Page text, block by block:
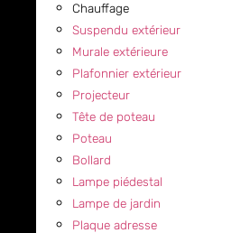
Chauffage
Suspendu extérieur
Murale extérieure
Plafonnier extérieur
Projecteur
Tête de poteau
Poteau
Bollard
Lampe piédestal
Lampe de jardin
Plaque adresse